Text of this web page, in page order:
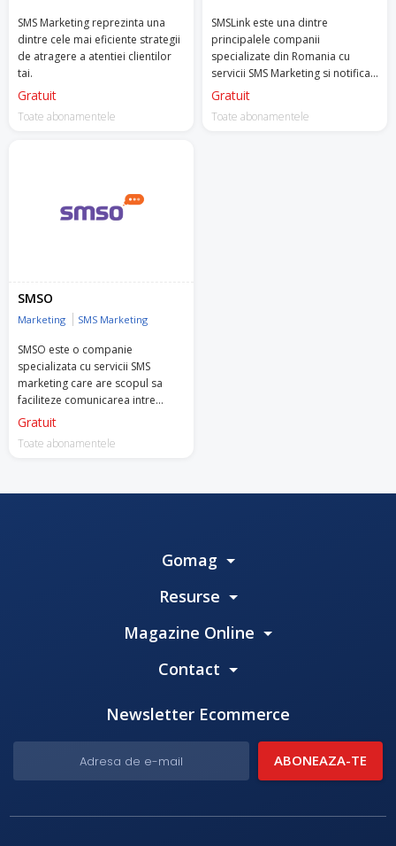
SMS Marketing reprezinta una
dintre cele mai eficiente strategii
de atragere a atentiei clientilor
tai.
Gratuit
Toate abonamentele
SMSLink este una dintre
principalele companii
specializate din Romania cu
servicii SMS Marketing si notificari
operationale, activa pe piata
Gratuit
Toate abonamentele
SMSO
Marketing SMS Marketing
SMSO este o companie
specializata cu servicii SMS
marketing care are scopul sa
faciliteze comunicarea intre
afacerea ta si clienti.
Gratuit
Toate abonamentele
Gomag
Resurse
Magazine Online
Contact
Newsletter Ecommerce